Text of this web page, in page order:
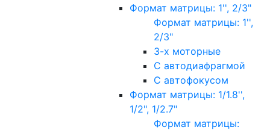
Формат матрицы: 1'', 2/3"
Формат матрицы: 1'',
2/3"
3-х моторные
С автодиафрагмой
С автофокусом
Формат матрицы: 1/1.8'',
1/2", 1/2.7"
Формат матрицы: